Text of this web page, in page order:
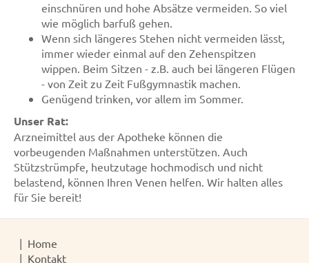
einschnüren und hohe Absätze vermeiden. So viel
wie möglich barfuß gehen.
Wenn sich längeres Stehen nicht vermeiden lässt,
immer wieder einmal auf den Zehenspitzen
wippen. Beim Sitzen - z.B. auch bei längeren Flügen
- von Zeit zu Zeit Fußgymnastik machen.
Genügend trinken, vor allem im Sommer.
Unser Rat:
Arzneimittel aus der Apotheke können die
vorbeugenden Maßnahmen unterstützen. Auch
Stützstrümpfe, heutzutage hochmodisch und nicht
belastend, können Ihren Venen helfen. Wir halten alles
für Sie bereit!
Home
Kontakt